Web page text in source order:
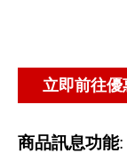
商品訊息功能: